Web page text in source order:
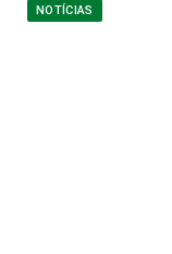
NOTÍCIAS